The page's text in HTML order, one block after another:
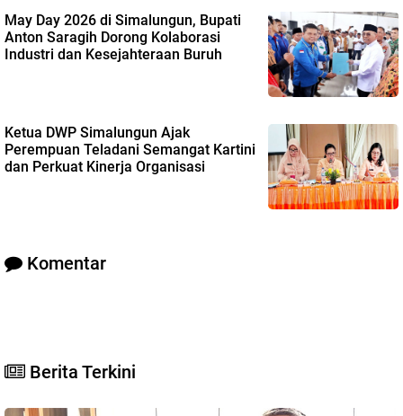
May Day 2026 di Simalungun, Bupati
Anton Saragih Dorong Kolaborasi
Industri dan Kesejahteraan Buruh
Ketua DWP Simalungun Ajak
Perempuan Teladani Semangat Kartini
dan Perkuat Kinerja Organisasi
Komentar
Berita Terkini